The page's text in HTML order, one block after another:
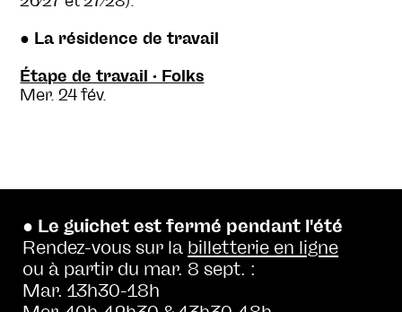
● La résidence de travail
Étape de travail · Folks
Mer. 24 fév.
● Le guichet est fermé pendant l'été
Rendez-vous sur la billetterie en ligne
ou à partir du mar. 8 sept. :
Mar. 13h30-18h